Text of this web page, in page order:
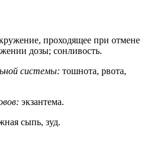
проходящее при отмене
дозы; сонливость.
системы: тошнота, рвота,
экзантема.
сыпь, зуд.